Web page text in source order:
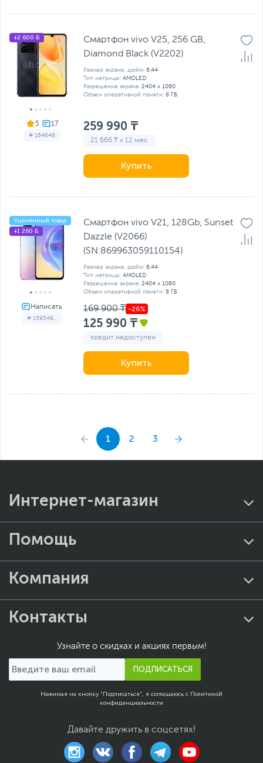
5
# 164648
+2 600 Б
Смартфон vivo V25, 256 GB,
Diamond Black (V2202)
Размер экрана, дюйм: 6.44
Тип матрицы: AMOLED
Разрешение экрана: 2404 x 1080
Объем оперативной памяти: 8 ГБ
259 990 ₸
21 666 ₸ x 12 мес
Купить
# 159549...
Уцененный товар
+1 260 Б
Смартфон vivo V21, 128Gb, Sunset
Dazzle (V2066)
(SN:869963059110154)
Размер экрана, дюйм: 6.44
Тип матрицы: AMOLED
Разрешение экрана: 2404 x 1080
Объем оперативной памяти: 8 ГБ
169 900 ₸
125 990 ₸
кредит недоступен
Купить
1 2 3
Интернет-магазин
Помощь
Компания
Контакты
Узнайте о скидках и акциях первым!
ПОДПИСАТЬСЯ
Нажимая на кнопку "Подписаться", я соглашаюсь с Политикой
конфиденциальности
Давайте дружить в соцсетях!